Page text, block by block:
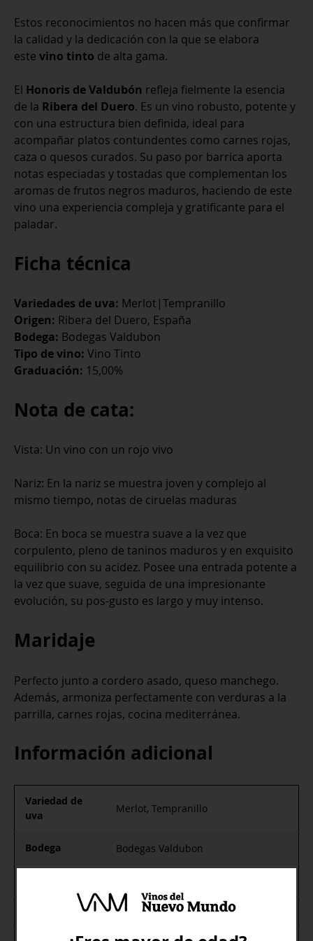
Estos reconocimientos no hacen más que confirmar
la calidad y la dedicación con la que se elabora
este vino tinto de alta gama.
El Honoris de Valdubón refleja fielmente la esencia
de la Ribera del Duero. Es un vino robusto, potente y
con una estructura bien definida, ideal para
acompañar platos contundentes como carnes rojas,
caza o quesos curados. Su paso por barrica aporta
notas especiadas y tostadas que complementan los
aromas de frutos negros maduros, haciendo de este
vino una experiencia compleja y gratificante para el
paladar.
Ficha técnica
Variedades de uva: Merlot|Tempranillo
Origen: Ribera del Duero, España
Bodega: Bodegas Valdubon
Tipo de vino: Vino Tinto
Graduación: 15,00%
Nota de cata:
Vista: Un vino con un rojo vivo
Nariz: En la nariz se muestra joven y complejo al
mismo tiempo, notas de ciruelas maduras
Boca: En boca se muestra suave a la vez que
corpulento, pleno de taninos maduros y en exquisito
equilibrio con su acidez. Posee una entrada potente a
la vez que suave, seguida de una impresionante
evolución, su pos-gusto es largo y muy intenso.
Maridaje
Perfecto junto a cordero asado, queso manchego.
Además, armoniza perfectamente con verduras a la
parrilla, carnes rojas, cocina mediterránea.
Información adicional
Variedad de
uva
Merlot, Tempranillo
Bodega Bodegas Valdubon
Tipo de vino Tinto